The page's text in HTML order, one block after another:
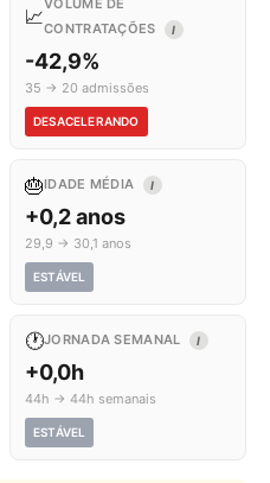
📈
VOLUME DE
CONTRATAÇÕES
I
-42,9%
35 → 20 admissões
DESACELERANDO
🎂IDADE MÉDIA I
+0,2 anos
29,9 → 30,1 anos
ESTÁVEL
🕐JORNADA SEMANAL I
+0,0h
44h → 44h semanais
ESTÁVEL